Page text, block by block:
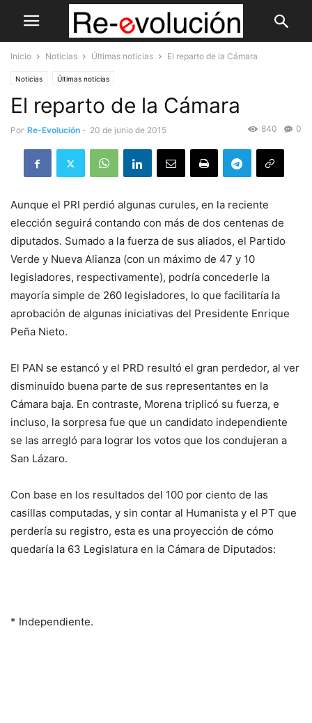
Inicio Noticias Últimas noticias El reparto de la Cámara
Noticias Últimas noticias
El reparto de la Cámara
Por Re-Evolución - 20 de junio de 2015 0
840
Aunque el PRI perdió algunas curules, en la reciente
elección seguirá contando con más de dos centenas de
diputados. Sumado a la fuerza de sus aliados, el Partido
Verde y Nueva Alianza (con un máximo de 47 y 10
legisladores, respectivamente), podría concederle la
mayoría simple de 260 legisladores, lo que facilitaría la
aprobación de algunas iniciativas del Presidente Enrique
Peña Nieto.
El PAN se estancó y el PRD resultó el gran perdedor, al ver
disminuido buena parte de sus representantes en la
Cámara baja. En contraste, Morena triplicó su fuerza, e
incluso, la sorpresa fue que un candidato independiente
se las arregló para lograr los votos que los condujeran a
San Lázaro.
Con base en los resultados del 100 por ciento de las
casillas computadas, y sin contar al Humanista y el PT que
perdería su registro, esta es una proyección de cómo
quedaría la 63 Legislatura en la Cámara de Diputados:
* Independiente.